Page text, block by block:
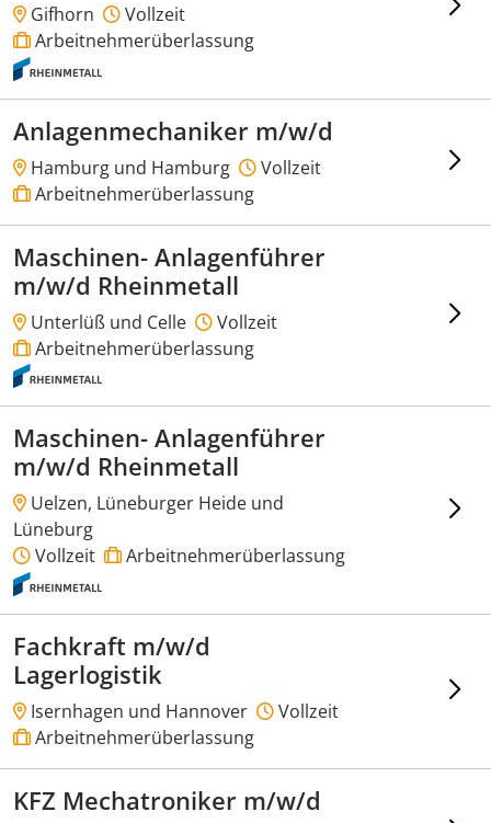
Gifhorn
Vollzeit
Arbeitnehmerüberlassung
Anlagenmechaniker m/w/d
Hamburg und Hamburg
Vollzeit
Arbeitnehmerüberlassung
Maschinen- Anlagenführer
m/w/d Rheinmetall
Unterlüß und Celle
Vollzeit
Arbeitnehmerüberlassung
Maschinen- Anlagenführer
m/w/d Rheinmetall
Uelzen, Lüneburger Heide und
Lüneburg
Vollzeit
Arbeitnehmerüberlassung
Fachkraft m/w/d
Lagerlogistik
Isernhagen und Hannover
Vollzeit
Arbeitnehmerüberlassung
KFZ Mechatroniker m/w/d